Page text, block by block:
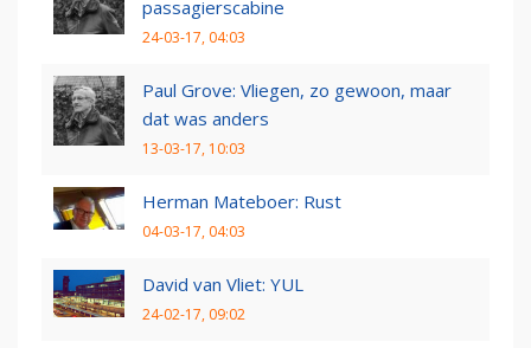
passagierscabine
24-03-17, 04:03
Paul Grove: Vliegen, zo gewoon, maar
dat was anders
13-03-17, 10:03
Herman Mateboer: Rust
04-03-17, 04:03
David van Vliet: YUL
24-02-17, 09:02